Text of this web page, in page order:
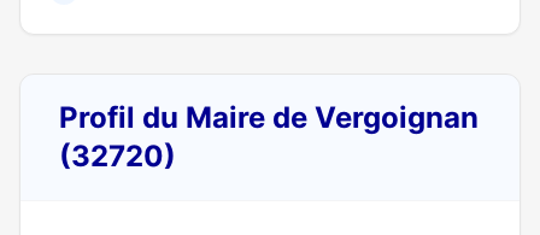
Profil du Maire de Vergoignan
(32720)